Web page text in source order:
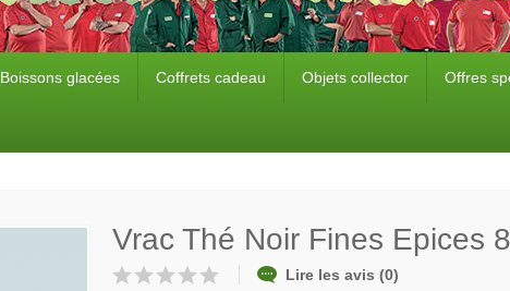
Boissons glacées Coffrets cadeau Objets collector Offres
Vrac Thé Noir Fines Epices
Lire les avis (0)